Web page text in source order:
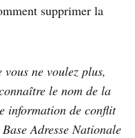
supprimer la
ne voulez plus,
le nom de la
information de conflit
Adresse Nationale